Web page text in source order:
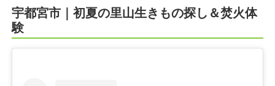
宇都宮市｜初夏の里山生きもの探し＆焚火体
験